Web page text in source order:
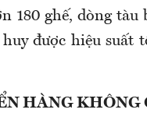
180 ghế, dòng tàu
được hiệu suất
HÀNG KHÔNG